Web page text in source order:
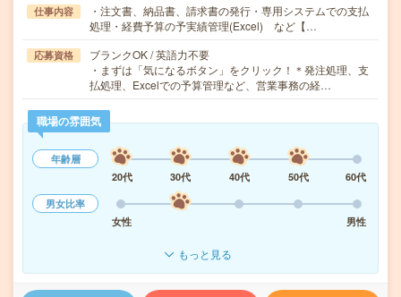
仕事内容
・注文書、納品書、請求書の発行・専用システムでの支払
処理・経費予算の予実績管理(Excel) など【…
応募資格
ブランクOK / 英語力不要
・まずは「気になるボタン」をクリック！＊発注処理、支
払処理、Excelでの予算管理など、営業事務の経…
職場の雰囲気
年齢層
20代
30代 40代 50代
60代
男女比率
女性
男性
もっと見る